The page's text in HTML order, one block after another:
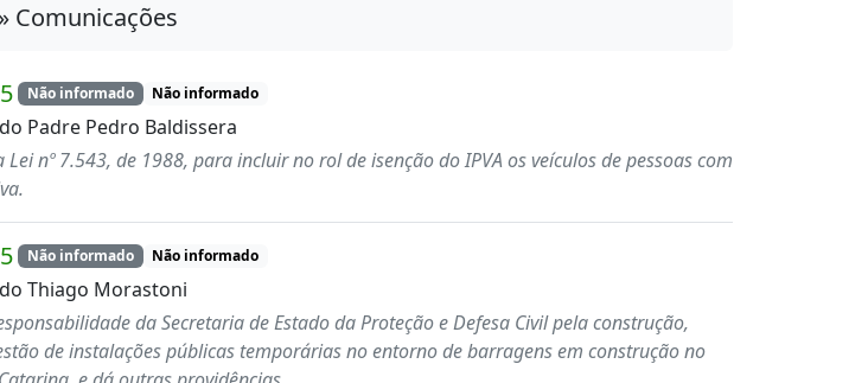
Comunicações
Não informado Não informado
Padre Pedro Baldissera
Lei nº 7.543, de 1988, para incluir no rol de isenção do IPVA os veículos de pessoas com
Não informado Não informado
Thiago Morastoni
da Secretaria de Estado da Proteção e Defesa Civil pela construção,
de instalações públicas temporárias no entorno de barragens em construção no